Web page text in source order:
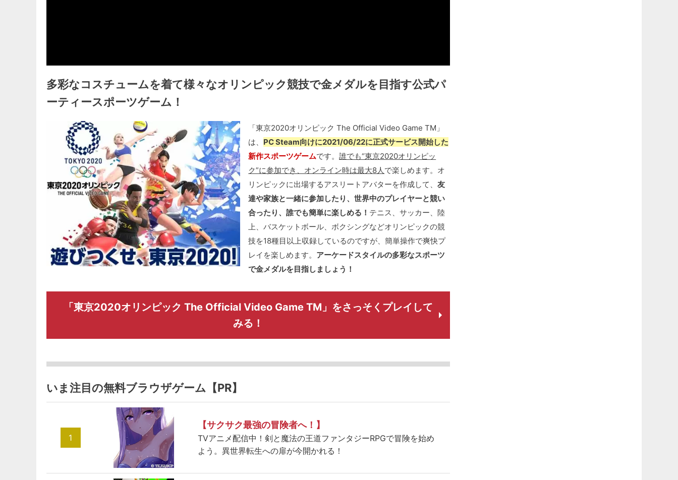
多彩なコスチュームを着て様々なオリンピック競技で金メダルを目指す公式パ
ーティースポーツゲーム！
「東京2020オリンピック The Official Video Game TM」
は、 PC Steam向けに2021/06/22に正式サービス開始した
新作スポーツゲームです。誰でも“東京2020オリンピッ
ク”に参加でき、オンライン時は最大8人で楽しめます。オ
リンピックに出場するアスリートアバターを作成して、友
達や家族と一緒に参加したり、世界中のプレイヤーと競い
合ったり、誰でも簡単に楽しめる！ テニス、サッカー、陸
上、バスケットボール、ボクシングなどオリンピックの競
技を18種目以上収録しているのですが、簡単操作で爽快プ
レイを楽しめます。 アーケードスタイルの多彩なスポーツ
で金メダルを目指しましょう！
「東京2020オリンピック The Official Video Game TM」をさっそくプレイして
みる！
いま注目の無料ブラウザゲーム【PR】
1
【サクサク最強の冒険者へ！】
TVアニメ配信中！剣と魔法の王道ファンタジーRPGで冒険を始め
よう。異世界転生への扉が今開かれる！